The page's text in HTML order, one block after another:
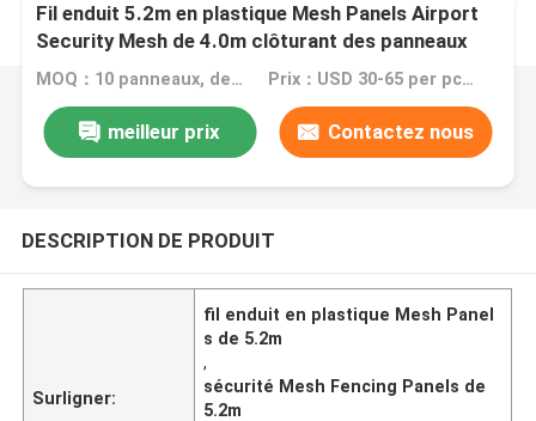
Fil enduit 5.2m en plastique Mesh Panels Airport
Security Mesh de 4.0m clôturant des panneaux
MOQ：10 panneaux, de grandes actions peuvent répondre à votre besoin Prix：USD 30-65 per pc, and all can be discussed
meilleur prix Contactez nous
DESCRIPTION DE PRODUIT
Surligner:
fil enduit en plastique Mesh Panel
s de 5.2m
,
sécurité Mesh Fencing Panels de
5.2m